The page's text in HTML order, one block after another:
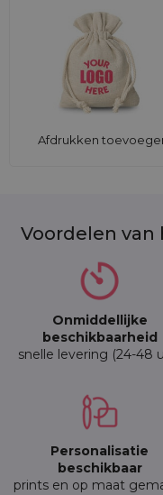
Afdrukken
Voordelen van
Onmiddellijke
beschikbaarheid
snelle levering (24-48
Personalisatie
beschikbaar
prints en op maat